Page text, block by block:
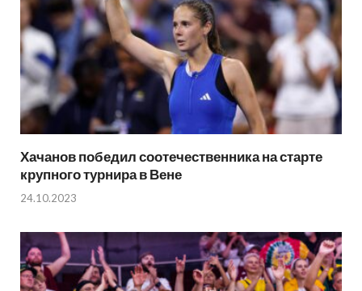
Хачанов победил соотечественника на старте
крупного турнира в Вене
24.10.2023